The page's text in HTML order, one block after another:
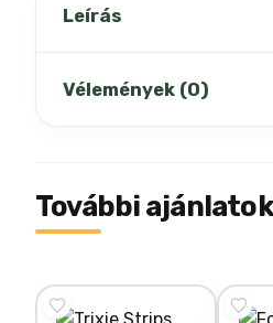
illattal
Leírás
Anyaga: Műanyag
Kiszerelés: 4 x 20 (80db)
Vélemények (0)
Még nincsenek
További ajánlatok